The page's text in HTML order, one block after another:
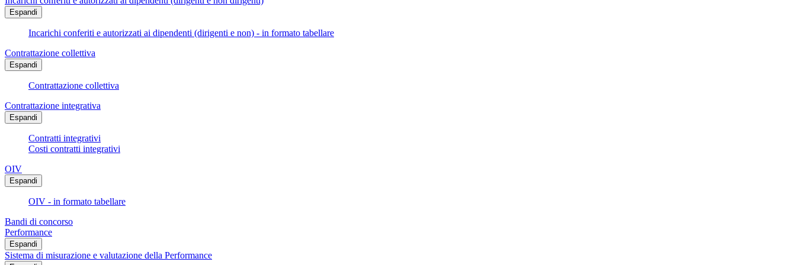
Espandi
Incarichi conferiti e autorizzati ai dipendenti (dirigenti e non) - in formato tabellare
Contrattazione collettiva
Espandi
Contrattazione collettiva
Contrattazione integrativa
Espandi
Contratti integrativi
Costi contratti integrativi
OIV
Espandi
OIV - in formato tabellare
Bandi di concorso
Performance
Espandi
Sistema di misurazione e valutazione della Performance